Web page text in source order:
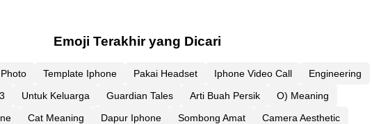
Emoji Terakhir yang Dicari
Template Iphone Pakai Headset Iphone Video Call
Engineering
Untuk Keluarga Guardian Tales Arti Buah Persik
O) Meaning
Cat Meaning Dapur Iphone Sombong Amat
Camera Aesthetic